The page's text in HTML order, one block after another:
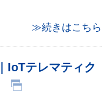
≫続きはこちら
IoTテレマティク